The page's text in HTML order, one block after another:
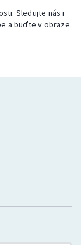
Sledujte nás i
a buďte v obraze.